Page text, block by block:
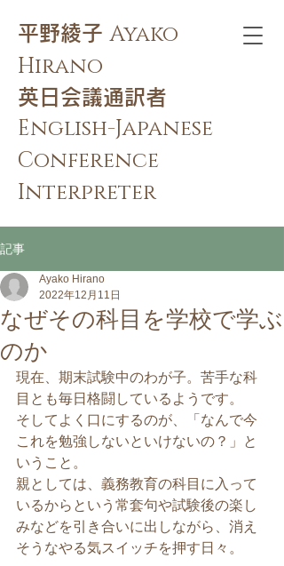
​平野綾子 Ayako
Hirano
​英日会議通訳者
English-Japanese
Conference
Interpreter
記事
なぜその科目を学校で学ぶ
のか
Ayako Hirano
2022年12月11日
現在、期末試験中のわが子。苦手な科
目とも毎日格闘しているようです。
そしてよく口にするのが、「なんで今
これを勉強しないといけないの？」と
いうこと。
親としては、義務教育の科目に入って
いるからという常套句や試験後の楽し
みなどを引き合いに出しながら、消え
そうなやる気スイッチを押す日々。